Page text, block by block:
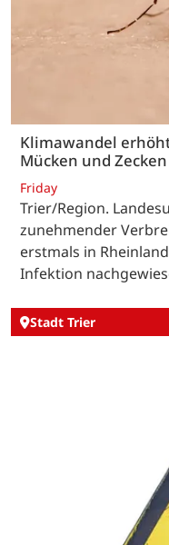
Klimawandel
Mücken und Zecken
Friday
Trier/Region.
zunehmender
erstmals in
Infektion
Stadt Trier